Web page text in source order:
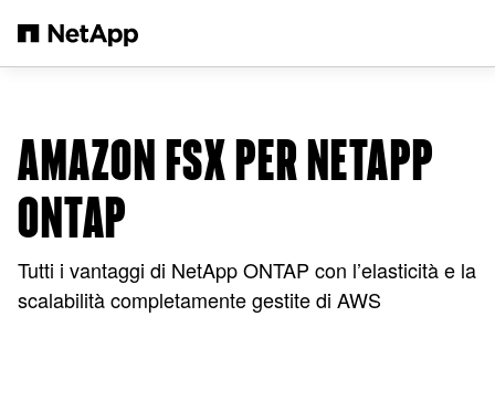
AMAZON FSX PER NETAPP
ONTAP
Tutti i vantaggi di NetApp ONTAP con l’elasticità e la
scalabilità completamente gestite di AWS